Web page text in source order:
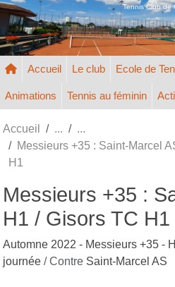
Tennis Club de
Accueil Le club Ecole de
Animations Tennis au féminin
Accueil
Messieurs +35 : Saint-Marcel
H1
Messieurs +35 :
H1 / Gisors TC H1
Automne 2022 - Messieurs +35 -
journée / Contre Saint-Marcel AS
Panneau de gestion des cookies